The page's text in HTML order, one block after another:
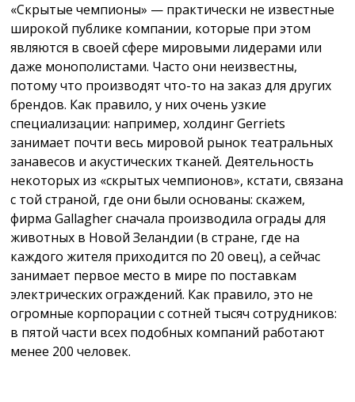
«Скрытые чемпионы» — практически не известные
широкой публике компании, которые при этом
являются в своей сфере мировыми лидерами или
даже монополистами. Часто они неизвестны,
потому что производят что-то на заказ для других
брендов. Как правило, у них очень узкие
специализации: например, холдинг Gerriets
занимает почти весь мировой рынок театральных
занавесов и акустических тканей. Деятельность
некоторых из «скрытых чемпионов», кстати, связана
с той страной, где они были основаны: скажем,
фирма Gallagher сначала производила ограды для
животных в Новой Зеландии (в стране, где на
каждого жителя приходится по 20 овец), а сейчас
занимает первое место в мире по поставкам
электрических ограждений. Как правило, это не
огромные корпорации с сотней тысяч сотрудников:
в пятой части всех подобных компаний работают
менее 200 человек.